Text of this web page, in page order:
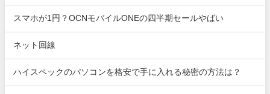
スマホが1円？OCNモバイルONEの四半期セールやばい
ネット回線
ハイスペックのパソコンを格安で手に入れる秘密の方法は？